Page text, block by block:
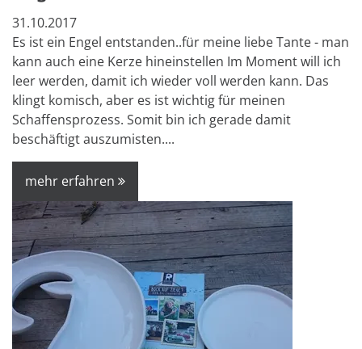
31.10.2017
Es ist ein Engel entstanden..für meine liebe Tante - man
kann auch eine Kerze hineinstellen Im Moment will ich
leer werden, damit ich wieder voll werden kann. Das
klingt komisch, aber es ist wichtig für meinen
Schaffensprozess. Somit bin ich gerade damit
beschäftigt auszumisten....
mehr erfahren